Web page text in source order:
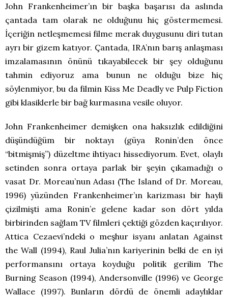
John Frankenheimer’ın bir başka başarısı da aslında
çantada tam olarak ne olduğunu hiç göstermemesi.
İçeriğin netleşmemesi filme merak duygusunu diri tutan
ayrı bir gizem katıyor. Çantada, IRA’nın barış anlaşması
imzalamasının önünü tıkayabilecek bir şey olduğunu
tahmin ediyoruz ama bunun ne olduğu bize hiç
söylenmiyor, bu da filmin Kiss Me Deadly ve Pulp Fiction
gibi klasiklerle bir bağ kurmasına vesile oluyor.
John Frankenheimer demişken ona haksızlık edildiğini
düşündüğüm bir noktayı (güya Ronin’den önce
“bitmişmiş”) düzeltme ihtiyacı hissediyorum. Evet, olaylı
setinden sonra ortaya parlak bir şeyin çıkamadığı o
vasat Dr. Moreau’nun Adası (The Island of Dr. Moreau,
1996) yüzünden Frankenheimer’ın karizması bir hayli
çizilmişti ama Ronin’e gelene kadar son dört yılda
birbirinden sağlam TV filmleri çektiği gözden kaçırılıyor.
Attica Cezaevi’ndeki o meşhur isyanı anlatan Against
the Wall (1994), Raul Julia’nın kariyerinin belki de en iyi
performansını ortaya koyduğu politik gerilim The
Burning Season (1994), Andersonville (1996) ve George
Wallace (1997). Bunların dördü de önemli adaylıklar